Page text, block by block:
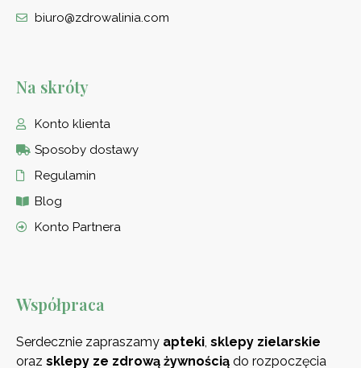
biuro@zdrowalinia.com
Na skróty
Konto klienta
Sposoby dostawy
Regulamin
Blog
Konto Partnera
Współpraca
Serdecznie zapraszamy apteki sklepy zielarskie
oraz sklepy ze zdrową żywnością do rozpoczęcia